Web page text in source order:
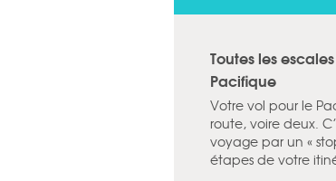
Toutes les
Pacifique
Votre vol pour le
route, voire deux.
voyage par un «
étapes de votre